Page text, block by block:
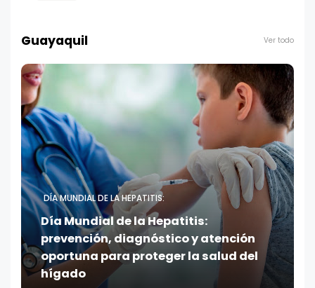
Guayaquil Ver todo
DÍA MUNDIAL DE LA HEPATITIS:
Día Mundial de la Hepatitis:
prevención, diagnóstico y atención
oportuna para proteger la salud del
hígado